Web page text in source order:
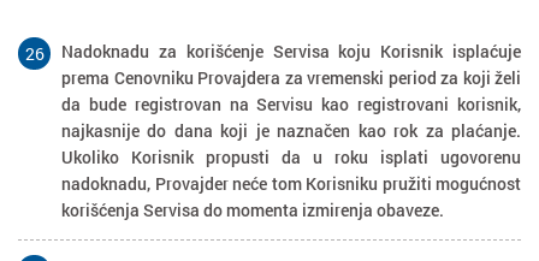
26
Nadoknadu za korišćenje Servisa koju Korisnik isplaćuje
prema Cenovniku Provajdera za vremenski period za koji želi
da bude registrovan na Servisu kao registrovani korisnik,
najkasnije do dana koji je naznačen kao rok za plaćanje.
Ukoliko Korisnik propusti da u roku isplati ugovorenu
nadoknadu, Provajder neće tom Korisniku pružiti mogućnost
korišćenja Servisa do momenta izmirenja obaveze.